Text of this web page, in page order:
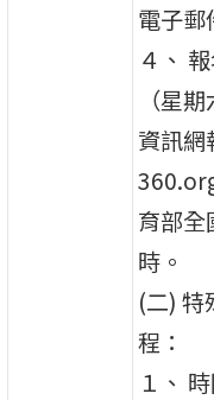
電子郵
４、
（星
資訊
育部全
時。
(二) 特
程：
１、